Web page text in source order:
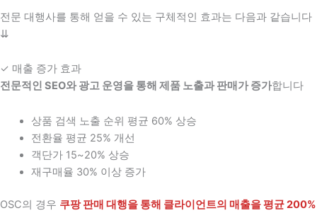
전문 대행사를 통해 얻을 수 있는 구체적인 효과는 다음과 같습니다
⇊
✓ 매출 증가 효과
전문적인 SEO와 광고 운영을 통해 제품 노출과 판매가 증가합니다
상품 검색 노출 순위 평균 60% 상승
전환율 평균 25% 개선
객단가 15~20% 상승
재구매율 30% 이상 증가
OSC의 경우 쿠팡 판매 대행을 통해 클라이언트의 매출을 평균 200%